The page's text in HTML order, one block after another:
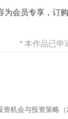
为会员专享，订
* 本作品已申
资机会与投资策略（